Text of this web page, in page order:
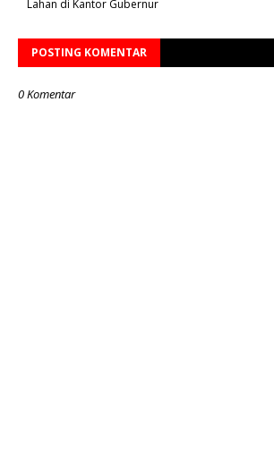
Lahan di Kantor Gubernur
POSTING KOMENTAR
0 Komentar